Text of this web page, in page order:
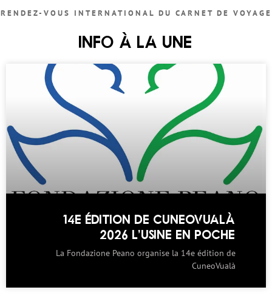
RENDEZ-VOUS INTERNATIONAL DU CARNET DE VOYAGE
INFO À LA UNE
14E ÉDITION DE CUNEOVUALÀ
2026 L’USINE EN POCHE
La Fondazione Peano organise la 14e édition de
CuneoVualà